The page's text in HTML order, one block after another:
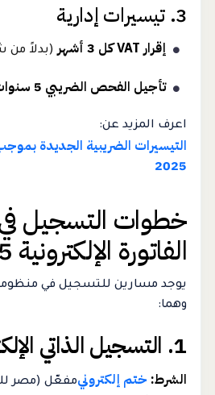
3. تيسيرات إدارية
إقرار VAT كل 3 أشهر (بدلاً من
تأجيل الفحص الضريبي 5 سنوات
اعرف المزيد عن:
2025
خطوات التسجيل
الفاتورة الإلكترونية 2025
يوجد مسارين للتسجيل في منظومة
وهما:
1. التسجيل الذاتي الإلكتروني
الشرط: ختم إلكترونيمفعّل (مصر